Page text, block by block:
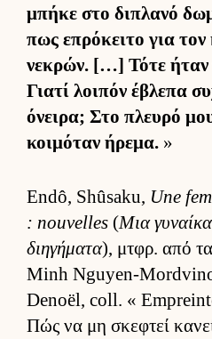
μπήκε στο διπλανό
πως επρόκειτο για
νεκρών. […] Τότε ήταν
Γιατί λοι­πόν έβλεπα
όνει­ρα; Στο πλευρό
κοι­μόταν ήρεμα. »
Endô, Shûsaku, Une
: nouvelles (Μια
διηγήματα), μτ­φρ. από
Minh Nguyen-
Denoël, coll. «
Πώς να μη σκεφτεί